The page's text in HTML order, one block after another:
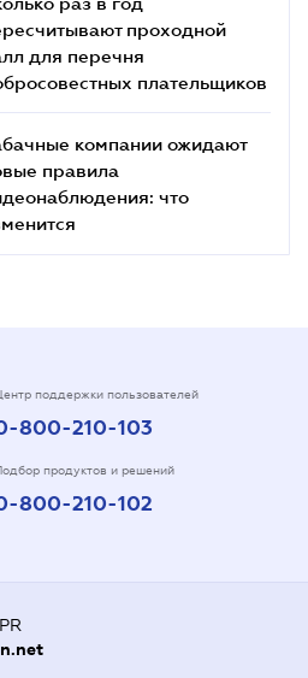
проходной
для перечня
плательщиков
компании ожидают
правила
что
поддержки пользователей
800-210-103
продуктов и решений
800-210-102